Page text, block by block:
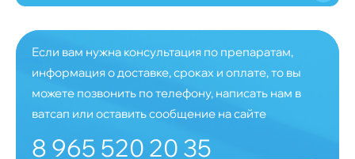
Если вам нужна консультация по препаратам,
информация о доставке, сроках и оплате, то вы
можете позвонить по телефону, написать нам в
ватсап или оставить сообщение на сайте
8 965 520 20 35